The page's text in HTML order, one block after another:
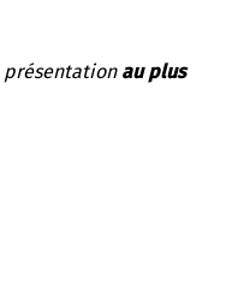
au plus